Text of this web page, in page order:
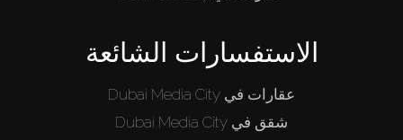
الاستفسارات الشائعة
عقارات في Dubai Media City
شقق في Dubai Media City